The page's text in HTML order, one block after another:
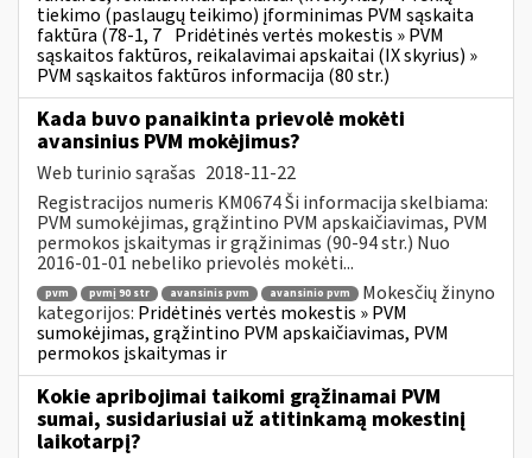
tiekimo (paslaugų teikimo) įforminimas PVM sąskaita
faktūra (78-1, 7 Pridėtinės vertės mokestis » PVM
sąskaitos faktūros, reikalavimai apskaitai (IX skyrius) »
PVM sąskaitos faktūros informacija (80 str.)
Kada buvo panaikinta prievolė mokėti
avansinius PVM mokėjimus?
Web turinio sąrašas 2018-11-22
Registracijos numeris KM0674 Ši informacija skelbiama:
PVM sumokėjimas, grąžintino PVM apskaičiavimas, PVM
permokos įskaitymas ir grąžinimas (90-94 str.) Nuo
2016-01-01 nebeliko prievolės mokėti...
pvm pvmį 90 str avansinis pvm avansinio pvm
Mokesčių žinyno
kategorijos: Pridėtinės vertės mokestis » PVM
sumokėjimas, grąžintino PVM apskaičiavimas, PVM
permokos įskaitymas ir
Kokie apribojimai taikomi grąžinamai PVM
sumai, susidariusiai už atitinkamą mokestinį
laikotarpį?